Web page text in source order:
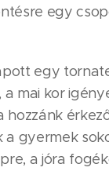
egy
egy
mai kor
hozzánk
gyermek
a jóra